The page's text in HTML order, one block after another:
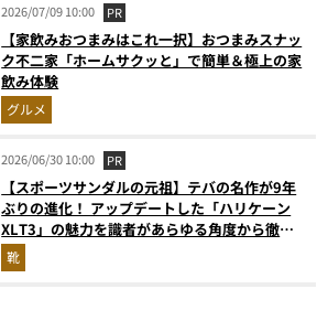
2026/07/09 10:00 PR
【家飲みおつまみはこれ一択】おつまみスナッ
ク不二家「ホームサクッと」で簡単＆極上の家
飲み体験
グルメ
2026/06/30 10:00 PR
【スポーツサンダルの元祖】テバの名作が9年
ぶりの進化！ アップデートした「ハリケーン
XLT3」の魅力を識者があらゆる角度から徹底
解説！
靴